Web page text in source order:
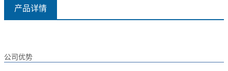
产品详情
公司优势